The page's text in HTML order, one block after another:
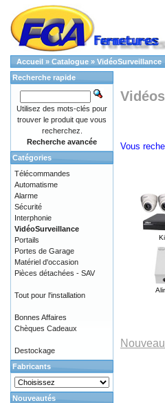
Accueil » Catalogue » VidéoSurveillance
Vous
Recherche rapide
Utilisez des mots-clés pour
trouver le produit que vous
recherchez.
Recherche avancée
Catégories
Télécommandes
Automatisme
Alarme
Sécurité
Interphonie
VidéoSurveillance
Portails
Portes de Garage
Matériel d'occasion
Pièces détachées - SAV
Tout pour l'installation
Bonnes Affaires
Chèques Cadeaux
Destockage
Fabricants
Nouveautés